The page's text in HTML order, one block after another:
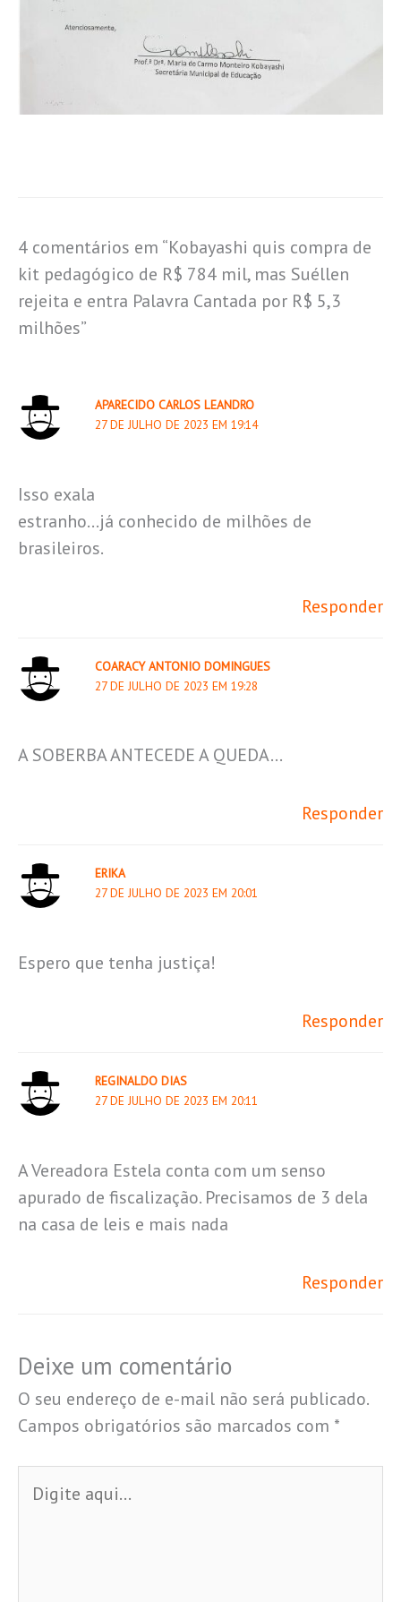
4 comentários em “Kobayashi quis compra de
kit pedagógico de R$ 784 mil, mas Suéllen
rejeita e entra Palavra Cantada por R$ 5,3
milhões”
APARECIDO CARLOS LEANDRO
27 DE JULHO DE 2023 EM 19:14
Isso exala
estranho…já conhecido de milhões de
brasileiros.
Responder
COARACY ANTONIO DOMINGUES
27 DE JULHO DE 2023 EM 19:28
A SOBERBA ANTECEDE A QUEDA…
Responder
ERIKA
27 DE JULHO DE 2023 EM 20:01
Espero que tenha justiça!
Responder
REGINALDO DIAS
27 DE JULHO DE 2023 EM 20:11
A Vereadora Estela conta com um senso
apurado de fiscalização. Precisamos de 3 dela
na casa de leis e mais nada
Responder
Deixe um comentário
O seu endereço de e-mail não será publicado.
Campos obrigatórios são marcados com *
aqui...